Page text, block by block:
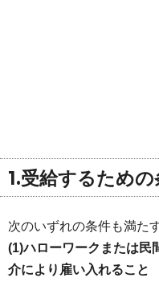
1.受給するための
次のいずれの条件も満た
(1)ハローワークまたは
介により雇い入れること